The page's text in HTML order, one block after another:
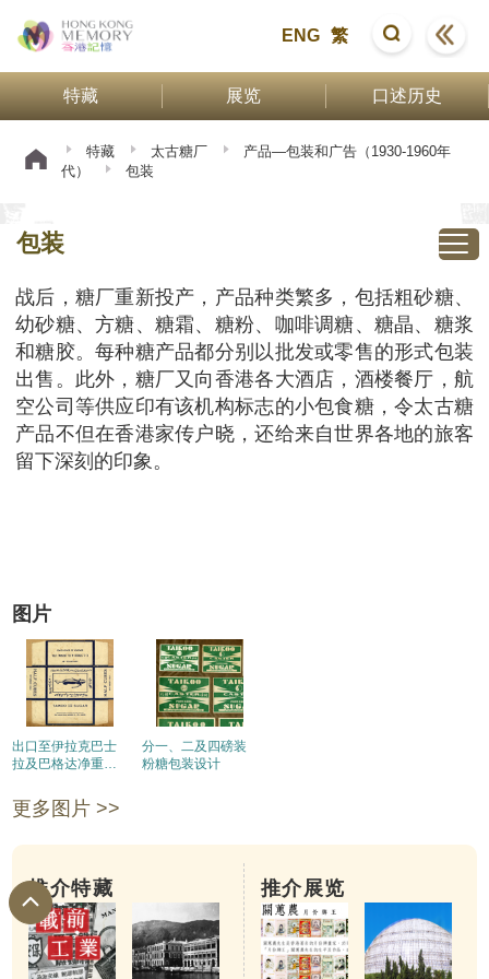
ENG 繁
特藏 展览 口述历史
特藏 太古糖厂
产品—包装和广告（1930-1960年
代）
包装
包装
战后，糖厂重新投产，产品种类繁多，包括粗砂糖、
幼砂糖、方糖、糖霜、糖粉、咖啡调糖、糖晶、糖浆
和糖胶。每种糖产品都分别以批发或零售的形式包装
出售。此外，糖厂又向香港各大酒店，酒楼餐厅，航
空公司等供应印有该机构标志的小包食糖，令太古糖
产品不但在香港家传户晓，还给来自世界各地的旅客
留下深刻的印象。
图片
出口至伊拉克巴士
拉及巴格达净重一
装设计
分一、二及四磅装
粉糖包装设计
更多图片 >>
推介特藏 推介展览